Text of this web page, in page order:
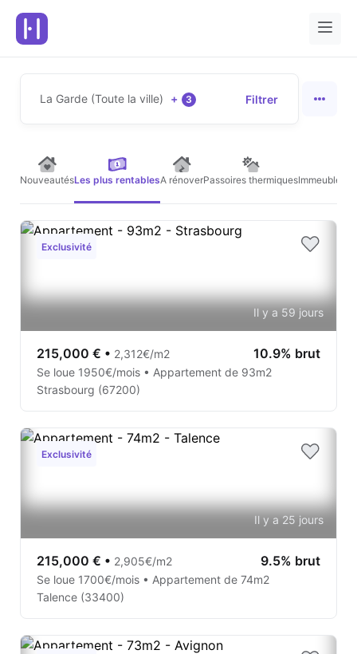
La Garde (Toute la ville) + 3 Filtrer
NouveautésLes plus rentablesA rénoverPassoires thermiquesImmeubles
Exclusivité
Il y a 59 jours
215,000 € • 2,312€/m2 10.9% brut
Se loue 1950€/mois • Appartement de 93m2
Strasbourg (67200)
Exclusivité
Il y a 25 jours
215,000 € • 2,905€/m2 9.5% brut
Se loue 1700€/mois • Appartement de 74m2
Talence (33400)